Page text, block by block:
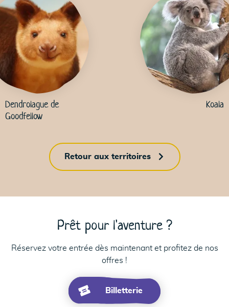
Dendrolague de
Goodfellow
Koala
Retour aux territoires
Prêt pour l'aventure ?
Réservez votre entrée dès maintenant et profitez de nos
offres !
Billetterie